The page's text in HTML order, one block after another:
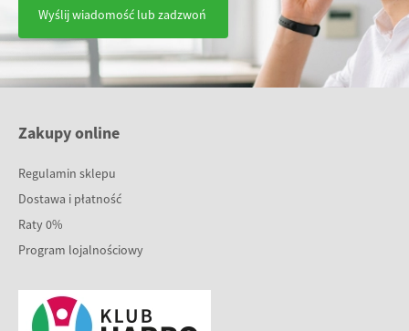
Wyślij wiadomość lub zadzwoń
Zakupy online
Regulamin sklepu
Dostawa i płatność
Raty 0%
Program lojalnościowy